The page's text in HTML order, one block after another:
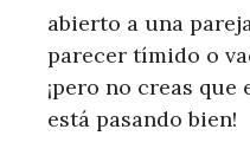
abierto a una
parecer tímido o
¡pero no creas
está pasando bien!